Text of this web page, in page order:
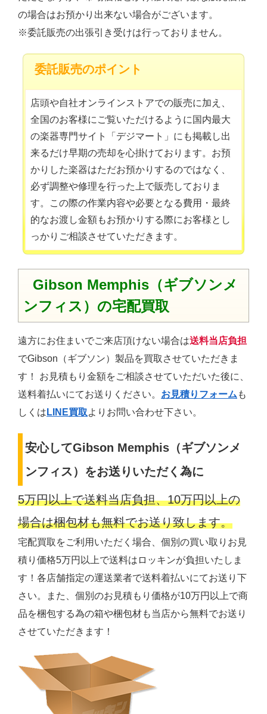
の場合はお預かり出来ない場合がございます。
※委託販売の出張引き受けは行っておりません。
委託販売のポイント
店頭や自社オンラインストアでの販売に加え、
全国のお客様にご覧いただけるように国内最大
の楽器専門サイト「デジマート」にも掲載し出
来るだけ早期の売却を心掛けております。お預
かりした楽器はただお預かりするのではなく、
必ず調整や修理を行った上で販売しておりま
す。この際の作業内容や必要となる費用・最終
的なお渡し金額もお預かりする際にお客様とし
っかりご相談させていただきます。
Gibson Memphis（ギブソンメ
ンフィス）の宅配買取
遠方にお住まいでご来店頂けない場合は送料当店負担
でGibson（ギブソン）製品を買取させていただきま
す！ お見積もり金額をご相談させていただいた後に、
送料着払いにてお送りください。 お見積りフォーム も
しくは LINE買取よりお問い合わせ下さい。
安心してGibson Memphis（ギブソンメ
ンフィス）をお送りいただく為に
5万円以上で送料当店負担、10万円以上の
場合は梱包材も無料でお送り致します。
宅配買取をご利用いただく場合、個別の買い取りお見
積り価格5万円以上で送料はロッキンが負担いたしま
す！各店舗指定の運送業者で送料着払いにてお送り下
さい。また、個別のお見積もり価格が10万円以上で商
品を梱包する為の箱や梱包材も当店から無料でお送り
させていただきます！